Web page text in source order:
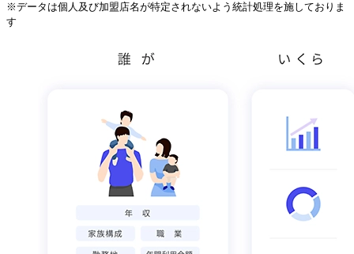
※データは個人及び加盟店名が特定されないよう統計処理を施しておりま
す